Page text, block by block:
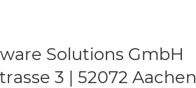
Solutions GmbH
3 | 52072 Aachen